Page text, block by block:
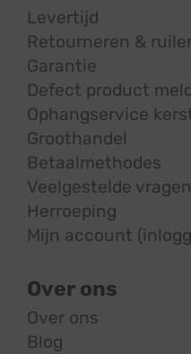
Levertijd
Retourneren &
Garantie
Defect product
Ophangservice
Groothandel
Betaalmethodes
Veelgestelde vragen
Herroeping
Mijn account
Over ons
Over ons
Blog